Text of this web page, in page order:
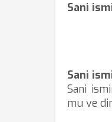
Sani
Sani
Sani
mu ve